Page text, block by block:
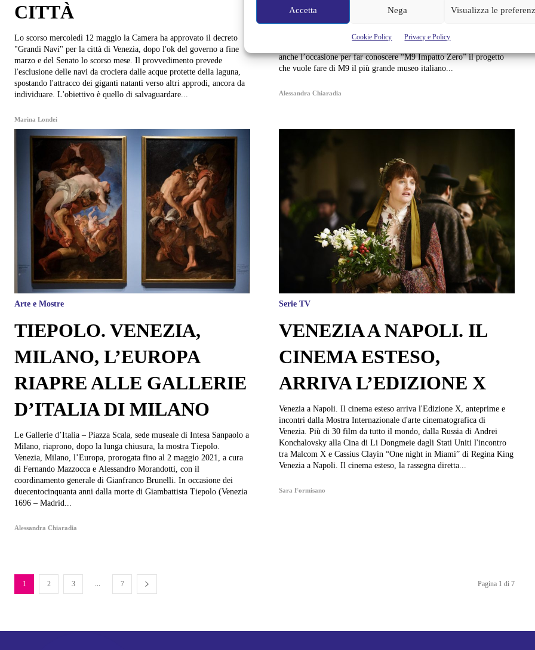
Accetta Nega Visualizza le
Cookie Policy Privacy e Policy
CITTÀ
Lo scorso mercoledì 12 maggio la Camera ha approvato il decreto
"Grandi Navi" per la città di Venezia, dopo l'ok del governo a fine
marzo e del Senato lo scorso mese. Il provvedimento prevede
l'esclusione delle navi da crociera dalle acque protette della laguna,
spostando l'attracco dei giganti natanti verso altri approdi, ancora da
individuare. L'obiettivo è quello di salvaguardare...
Marina Londei
All'M9 - Museo del ’900 prende l’avvio “Foresta M9”, un’inedita
installazione animata da oltre 600 essenze arboree che occuperà tutto
il terzo piano del museo, segnando simbolicamente la rinascita e
anche l’occasione per far conoscere “M9 Impatto Zero” il progetto
che vuole fare di M9 il più grande museo italiano...
Alessandra Chiaradia
Arte e Mostre
TIEPOLO. VENEZIA,
MILANO, L’EUROPA
RIAPRE ALLE GALLERIE
D’ITALIA DI MILANO
Le Gallerie d’Italia – Piazza Scala, sede museale di Intesa Sanpaolo a
Milano, riaprono, dopo la lunga chiusura, la mostra Tiepolo.
Venezia, Milano, l’Europa, prorogata fino al 2 maggio 2021, a cura
di Fernando Mazzocca e Alessandro Morandotti, con il
coordinamento generale di Gianfranco Brunelli. In occasione dei
duecentocinquanta anni dalla morte di Giambattista Tiepolo (Venezia
1696 – Madrid...
Alessandra Chiaradia
Serie TV
VENEZIA A NAPOLI. IL
CINEMA ESTESO,
ARRIVA L’EDIZIONE X
Venezia a Napoli. Il cinema esteso arriva l'Edizione X, anteprime e
incontri dalla Mostra Internazionale d'arte cinematografica di
Venezia. Più di 30 film da tutto il mondo, dalla Russia di Andrei
Konchalovsky alla Cina di Li Dongmeie dagli Stati Uniti l'incontro
tra Malcom X e Cassius Clayin “One night in Miami” di Regina King
Venezia a Napoli. Il cinema esteso, la rassegna diretta...
Sara Formisano
1 2 3 ... 7 Pagina 1 di 7